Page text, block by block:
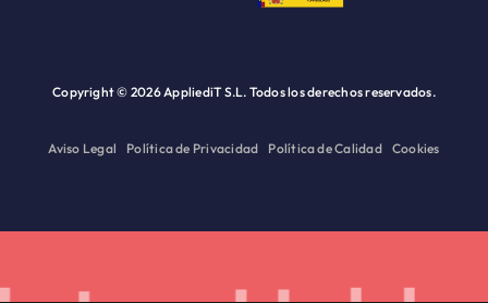
Copyright © 2026 AppliediT S.L. Todos los derechos reservados.
Aviso Legal Política de Privacidad Política de Calidad Cookies